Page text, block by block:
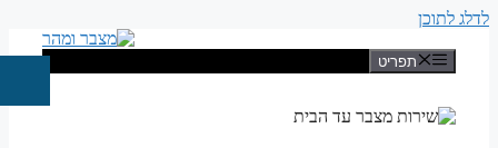
לדלג לתוכן
תפריט